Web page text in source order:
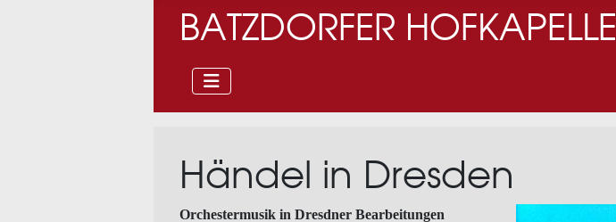
BATZDORFER HOFKAPELLE
Händel in Dresden
Orchestermusik in Dresdner Bearbeitungen